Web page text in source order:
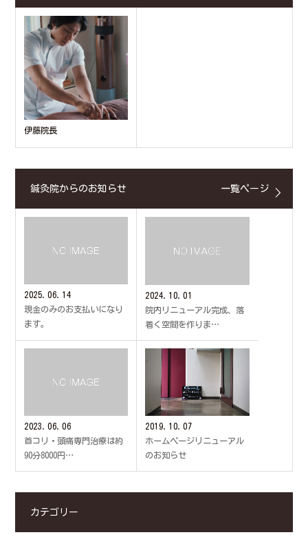
伊藤院長
鍼灸院からのお知らせ 一覧ページ
2025.06.14
現金のみのお支払いになり
ます。
2024.10.01
院内リニューアル完成、落
着く空間を作りま…
2023.06.06
首コリ・頭痛専門治療は約
90分8000円…
2019.10.07
ホームページリニューアル
のお知らせ
カテゴリー